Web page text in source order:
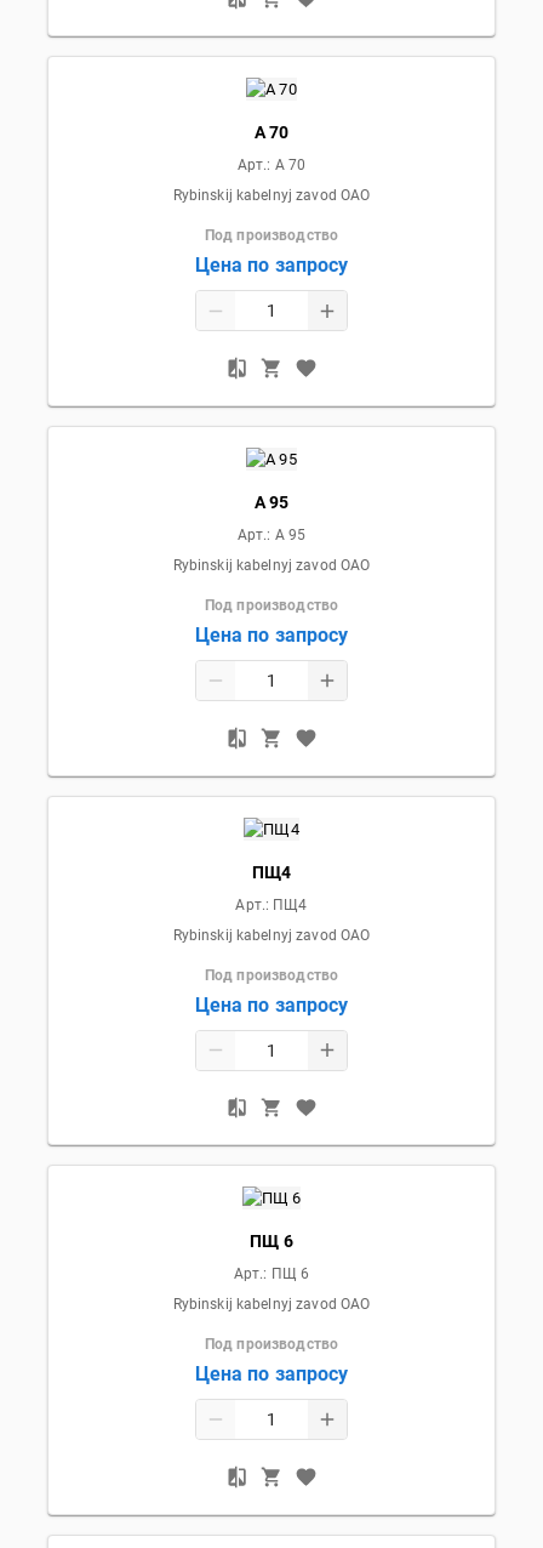
А 70
Арт.: А 70
Rybinskij kabelnyj zavod OAO
Под производство
Цена по запросу
А 95
Арт.: А 95
Rybinskij kabelnyj zavod OAO
Под производство
Цена по запросу
ПЩ4
Арт.: ПЩ4
Rybinskij kabelnyj zavod OAO
Под производство
Цена по запросу
ПЩ 6
Арт.: ПЩ 6
Rybinskij kabelnyj zavod OAO
Под производство
Цена по запросу